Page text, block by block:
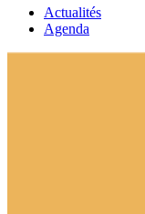
Actualités
Agenda